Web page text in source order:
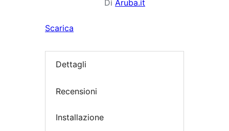
Di Aruba.it
Scarica
Dettagli
Recensioni
Installazione